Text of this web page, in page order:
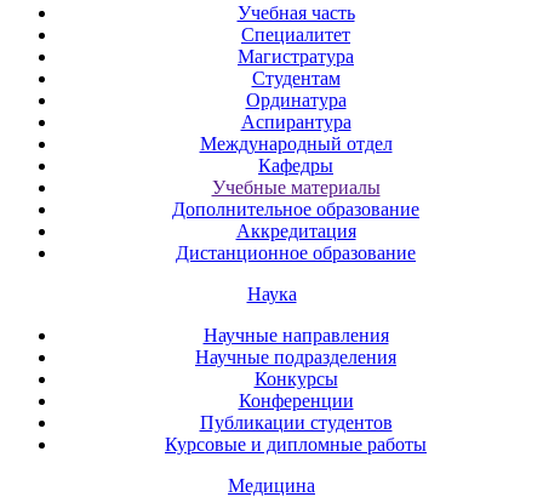
Учебная часть
Специалитет
Магистратура
Студентам
Ординатура
Аспирантура
Международный отдел
Кафедры
Учебные материалы
Дополнительное образование
Аккредитация
Дистанционное образование
Наука
Научные направления
Научные подразделения
Конкурсы
Конференции
Публикации студентов
Курсовые и дипломные работы
Медицина